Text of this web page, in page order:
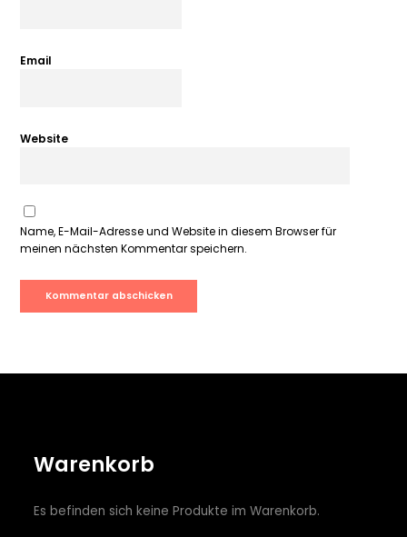
Email
Website
Name, E-Mail-Adresse und Website in diesem Browser für
meinen nächsten Kommentar speichern.
Warenkorb
Es befinden sich keine Produkte im Warenkorb.